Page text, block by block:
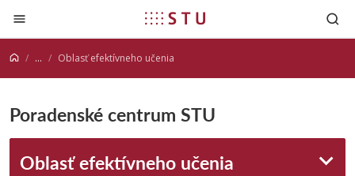
Prejsť na obsah
... Oblasť efektívneho učenia
Poradenské centrum STU
Oblasť efektívneho učenia